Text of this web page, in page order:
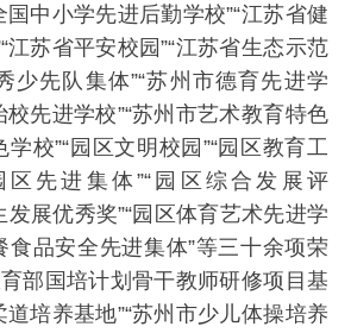
国中小学先进后勤学校”“江苏省健
江苏省平安校园”“江苏省生态示范
少先队集体”“苏州市德育先进学
校先进学校”“苏州市艺术教育特色
学校”“园区文明校园”“园区教育工
区先进集体”“园区综合发展评
发展优秀奖”“园区体育艺术先进学
食品安全先进集体”等三十余项荣
部国培计划骨干教师研修项目基
道培养基地”“苏州市少儿体操培养